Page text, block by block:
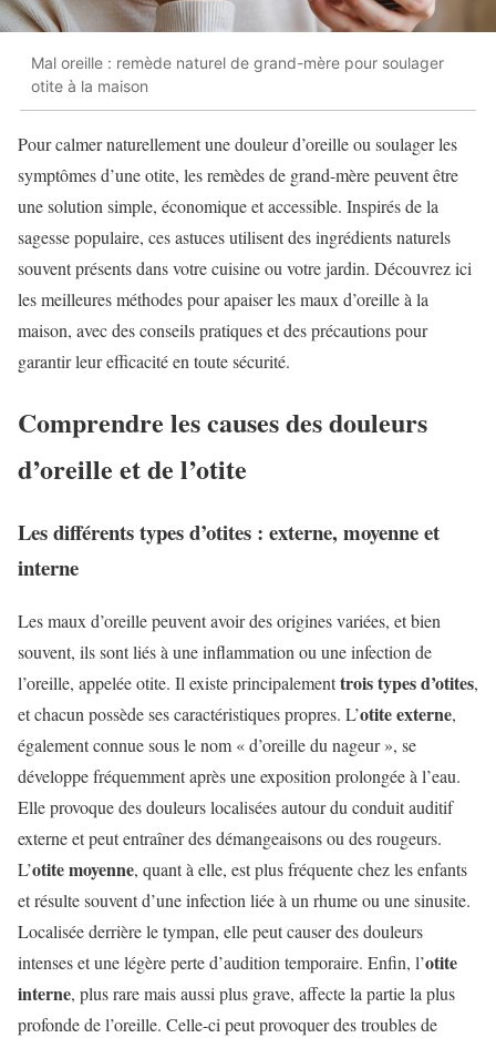
Mal oreille : remède naturel de grand-mère pour soulager
otite à la maison
Pour calmer naturellement une douleur d’oreille ou soulager les
symptômes d’une otite, les remèdes de grand-mère peuvent être
une solution simple, économique et accessible. Inspirés de la
sagesse populaire, ces astuces utilisent des ingrédients naturels
souvent présents dans votre cuisine ou votre jardin. Découvrez ici
les meilleures méthodes pour apaiser les maux d’oreille à la
maison, avec des conseils pratiques et des précautions pour
garantir leur efficacité en toute sécurité.
Comprendre les causes des douleurs
d’oreille et de l’otite
Les différents types d’otites : externe, moyenne et
interne
Les maux d’oreille peuvent avoir des origines variées, et bien
souvent, ils sont liés à une inflammation ou une infection de
l’oreille, appelée otite. Il existe principalementtrois types d’otites,
et chacun possède ses caractéristiques propres. L’otite externe,
également connue sous le nom « d’oreille du nageur », se
développe fréquemment après une exposition prolongée à l’eau.
Elle provoque des douleurs localisées autour du conduit auditif
externe et peut entraîner des démangeaisons ou des rougeurs.
L’otite moyenne, quant à elle, est plus fréquente chez les enfants
et résulte souvent d’une infection liée à un rhume ou une sinusite.
Localisée derrière le tympan, elle peut causer des douleurs
intenses et une légère perte d’audition temporaire. Enfin, l’otite
interne, plus rare mais aussi plus grave, affecte la partie la plus
profonde de l’oreille. Celle-ci peut provoquer des troubles de